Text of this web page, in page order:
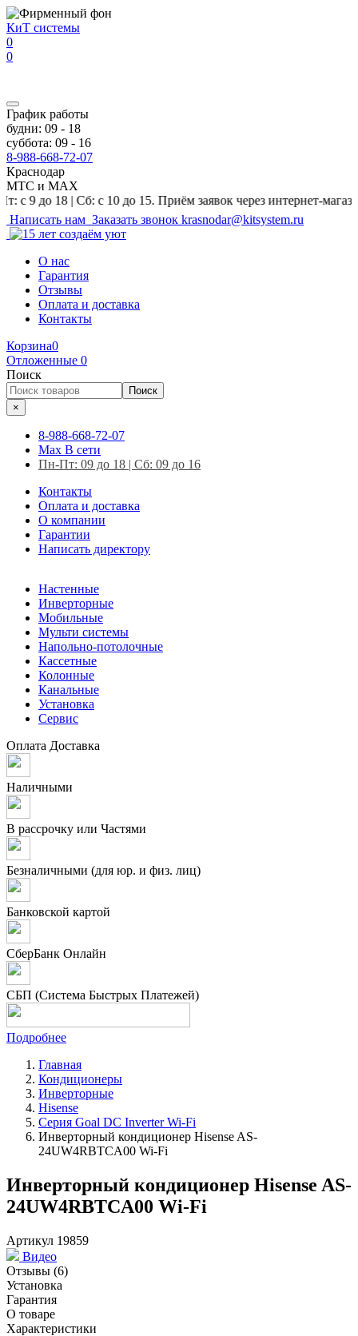
Перейти к основному содержанию
КиТ системы
0
0
График работы
будни: 09 - 18
суббота: 09 - 16
8-988-668-72-07
Краснодар
МТС и MAX
| Сб: с 10 до 15. Приём заявок через интернет-магазин и на
Написать нам Заказать звонок krasnodar@kitsystem.ru
О нас
Гарантия
Отзывы
Оплата и доставка
Контакты
Корзина0
Отложенные 0
Поиск
Поиск
×
8-988-668-72-07
Max В сети
Пн-Пт: 09 до 18 | Сб: 09 до 16
Контакты
Оплата и доставка
О компании
Гарантии
Написать директору
Настенные
Инверторные
Мобильные
Мульти системы
Напольно-потолочные
Кассетные
Колонные
Канальные
Установка
Сервис
Оплата Доставка
Наличными
В рассрочку или Частями
Безналичными (для юр. и физ. лиц)
Банковской картой
СберБанк Онлайн
СБП (Система Быстрых Платежей)
Подробнее
Главная
Кондиционеры
Инверторные
Hisense
Серия Goal DC Inverter Wi-Fi
Инверторный кондиционер Hisense AS-
24UW4RBTCA00 Wi-Fi
Инверторный кондиционер Hisense AS-
24UW4RBTCA00 Wi-Fi
Артикул 19859
Видео
Отзывы (6)
Установка
Гарантия
О товаре
Характеристики